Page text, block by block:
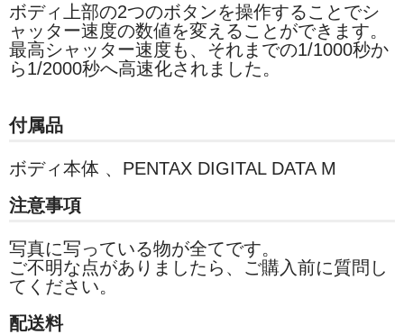
ボディ上部の2つのボタンを操作することでシ
ャッター速度の数値を変えることができます。
最高シャッター速度も、それまでの1/1000秒か
ら1/2000秒へ高速化されました。
付属品
ボディ本体 、 PENTAX DIGITAL DATA M
注意事項
写真に写っている物が全てです。
ご不明な点がありましたら、ご購入前に質問し
てください。
配送料